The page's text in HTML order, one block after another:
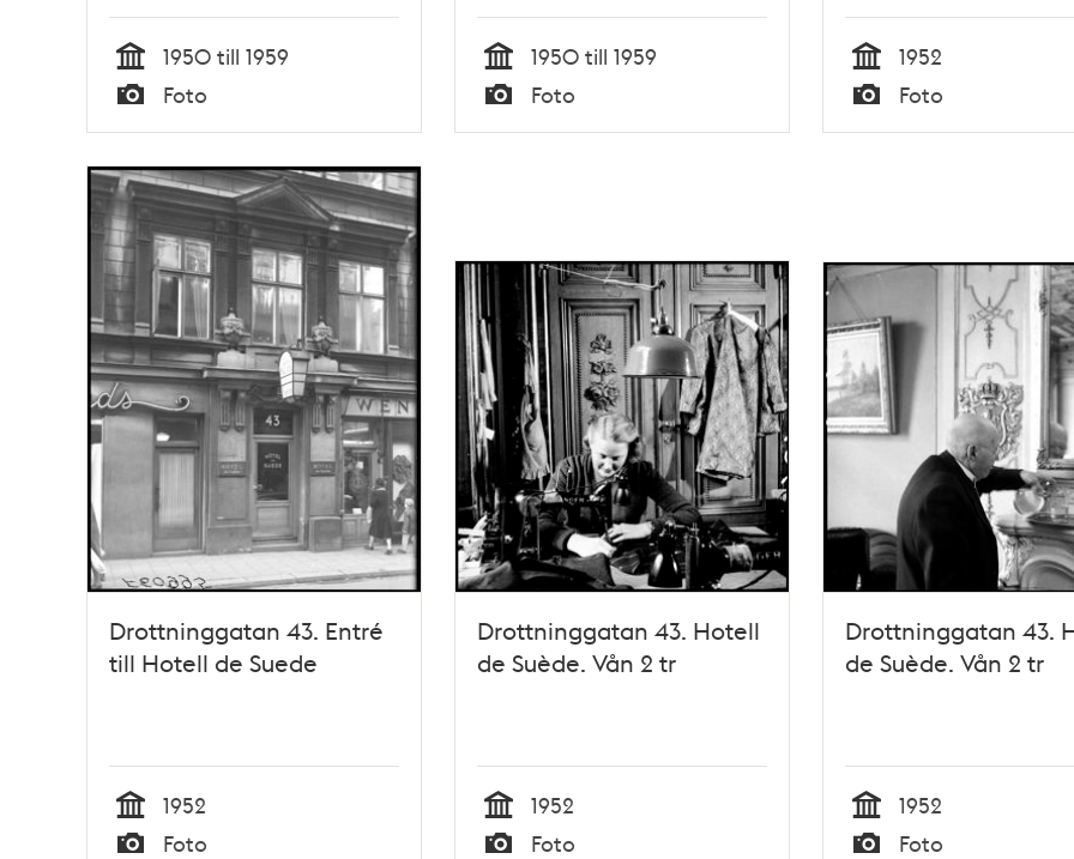
Tid
1950 till 1959
Typ
Foto Tid
1950 till 1959
Typ
Foto Tid
1952
Typ
Foto
Drottninggatan 43. Entré
till Hotell de Suede
Tid
1952
Foto
Drottninggatan 43. Hotell
de Suède. Vån 2 tr
Tid
1952
Foto
Drottninggatan 43.
de Suède. Vån 2 tr
Tid
1952
Foto